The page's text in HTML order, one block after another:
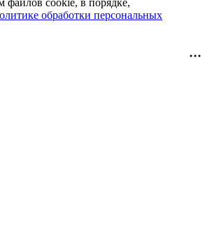
обработки персональных